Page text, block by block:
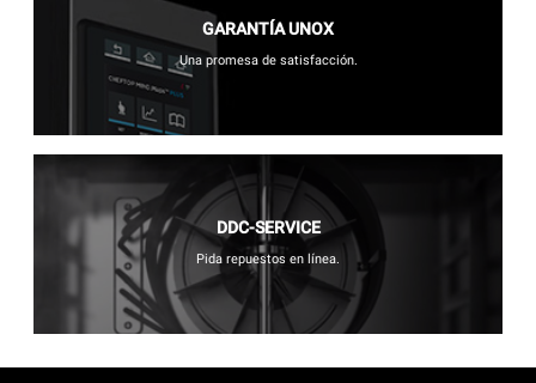
GARANTÍA UNOX
Una promesa de satisfacción.
DDC-SERVICE
Pida repuestos en línea.